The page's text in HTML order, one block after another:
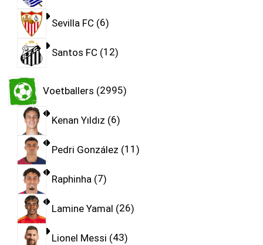
Sevilla FC 6
Santos FC 12
Voetballers 2995
Kenan Yıldız 6
Pedri González 11
Raphinha 7
Lamine Yamal 26
Lionel Messi 43